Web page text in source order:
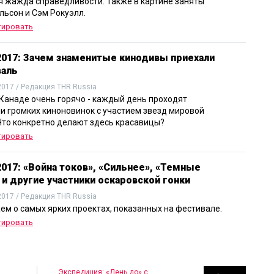
и Сэм Рокуэлл.
Зачем знаменитые кинодивы приехали
/ Редакция THR Russia
очень горячо - каждый день проходят
громких киноновинок с участием звезд мировой
конкретно делают здесь красавицы?
«Война токов», «Сильнее», «Темные
другие участники оскаровской гонки
/ Редакция THR Russia
о самых ярких проектах, показанных на фестивале.
Экспедиция: «День до» с